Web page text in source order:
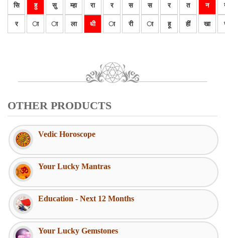
सि हु सु म्हा रा र स स र त न
र ा ा ला धी ा री ा हू हीं खा
OTHER PRODUCTS
Vedic Horoscope
Your Lucky Mantras
Education - Next 12 Months
Your Lucky Gemstones